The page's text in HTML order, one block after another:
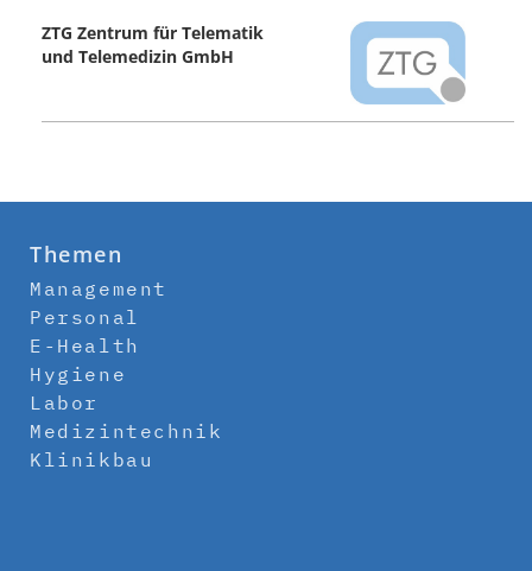
ZTG Zentrum für Telematik
und Telemedizin GmbH
Themen
Management
Personal
E-Health
Hygiene
Labor
Medizintechnik
Klinikbau